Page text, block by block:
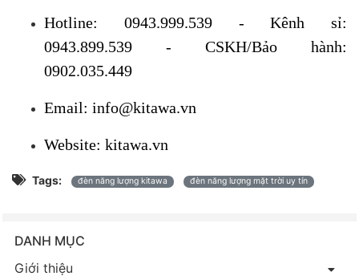
Hotline: 0943.999.539 - Kênh sỉ:
0943.899.539 - CSKH/Bảo hành:
0902.035.449
Email: info@kitawa.vn
Website: kitawa.vn
Tags: đèn năng lượng kitawa đèn năng lượng mặt trời uy tín
DANH MỤC
Giới thiệu